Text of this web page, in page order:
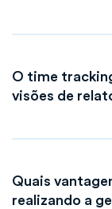
O time
visões de
Quais
realizando a